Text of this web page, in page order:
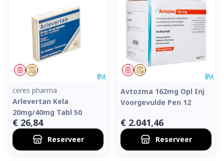
Op voorschrift
Geneesmiddel
ceres pharma
Arlevertan Kela
20mg/40mg Tabl 50
€ 26,84
Reserveer
Op voorschrift
Geneesmiddel
Avtozma 162mg Opl Inj
Voorgevulde Pen 12
€ 2.041,46
Reserveer